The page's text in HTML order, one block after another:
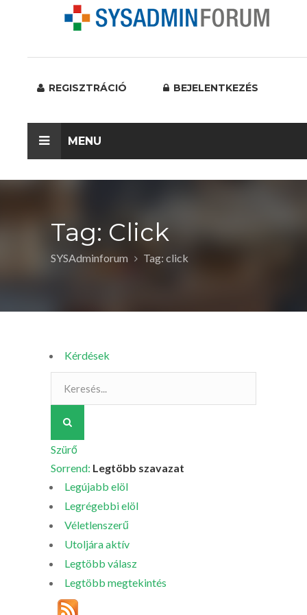
REGISZTRÁCIÓ BEJELENTKEZÉS
MENU
Tag: Click
SYSAdminforum Tag: click
Kérdések
Szürő
Sorrend: Legtöbb szavazat
Legújabb elöl
Legrégebbi elöl
Véletlenszerű
Utoljára aktív
Legtöbb válasz
Legtöbb megtekintés